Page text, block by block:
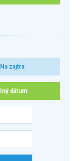
Na zajtra
Iný dátum